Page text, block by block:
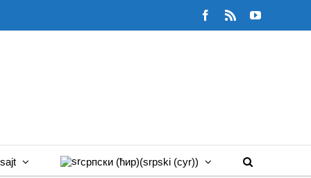
Facebook
Rss YouTube
српски (ћир)(srpski (cyr))